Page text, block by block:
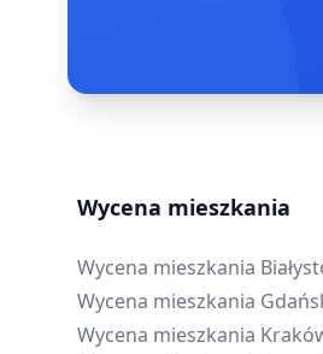
Wycena mieszkania
Wycena mieszkania
Wycena mieszkania
Wycena mieszkania